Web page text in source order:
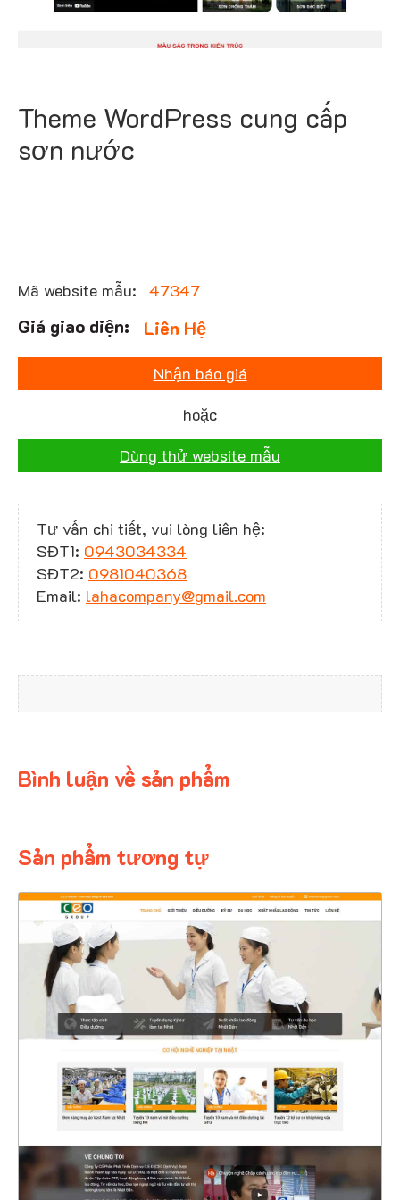
Theme WordPress cung cấp
sơn nước
Mã website mẫu: 47347
Liên Hệ
Nhận báo giá
hoặc
Dùng thử website mẫu
Tư vấn chi tiết, vui lòng liên hệ:
SĐT1: 0943034334
SĐT2: 0981040368
Email: lahacompany@gmail.com
Bình luận về sản phẩm
Sản phẩm tương tự
4359
CHI TIẾT